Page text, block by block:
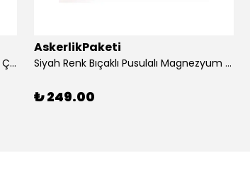
Haki Renk Bıçaklı Pusulalı Magnezyum Çubuklu Düdüklü Paracord Bileklik
AskerlikPaketi
Siyah Renk Bıçaklı Pusulalı Magnezyum Çubuklu Düdüklü Paracord Bileklik
₺ 249.00